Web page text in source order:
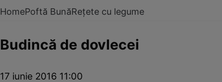
HomePoftă BunăRețete cu legume
Budincă de dovlecei
17 iunie 2016 11:00